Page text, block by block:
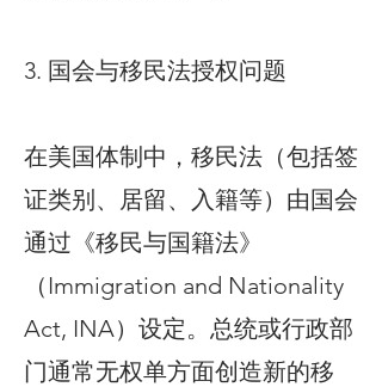
3. 国会与移民法授权问题
在美国体制中，移民法（包括签
证类别、居留、入籍等）由国会
通过《移民与国籍法》
（Immigration and Nationality
Act, INA）设定。总统或行政部
门通常无权单方面创造新的移